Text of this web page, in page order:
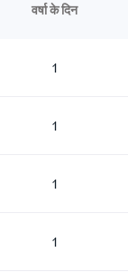
वर्षा के दिन
1
1
1
1